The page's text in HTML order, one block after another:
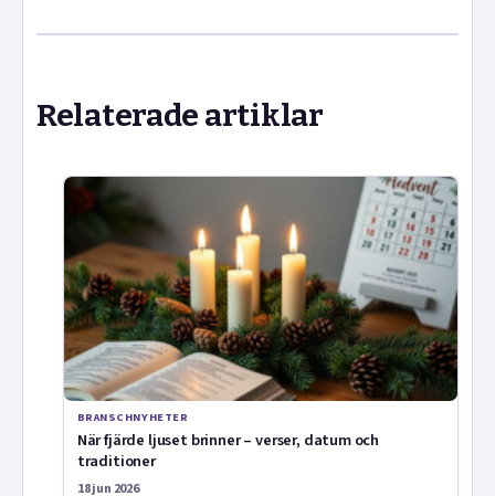
Relaterade artiklar
BRANSCHNYHETER
När fjärde ljuset brinner – verser, datum och
traditioner
18 jun 2026